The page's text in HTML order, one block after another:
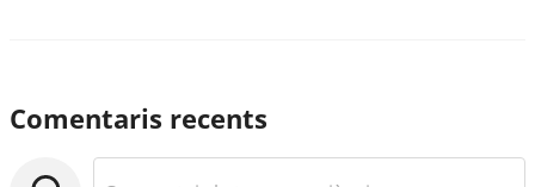
Comentaris recents